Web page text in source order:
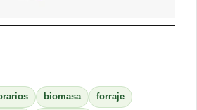
biomasa forraje